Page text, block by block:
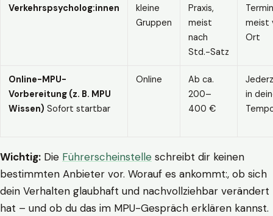
Verkehrspsycholog:innen
kleine
Gruppen
Praxis,
meist
nach
Std.-Satz
meist
Ort
Online-MPU-
Vorbereitung (z. B. MPU
Wissen) Sofort startbar
Online
Ab ca.
200–
400 €
in
Wichtig: Die Führerscheinstelle schreibt dir keinen
bestimmten Anbieter vor. Worauf es ankommt:, ob sich
dein Verhalten glaubhaft und nachvollziehbar verändert
hat – und ob du das im MPU-Gespräch erklären kannst.